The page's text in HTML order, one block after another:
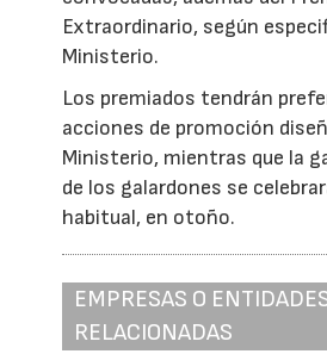
Extraordinario, según
Ministerio.
Los premiados tendrán
acciones de promoción
Ministerio, mientras que la
de los galardones se
habitual, en otoño.
EMPRESAS O
RELACIONADAS